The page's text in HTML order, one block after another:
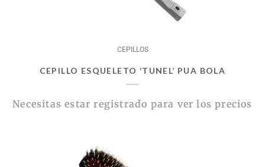
CEPILLOS
CEPILLO ESQUELETO ‘TUNEL’ PUA BOLA
Necesitas estar registrado para ver los precios